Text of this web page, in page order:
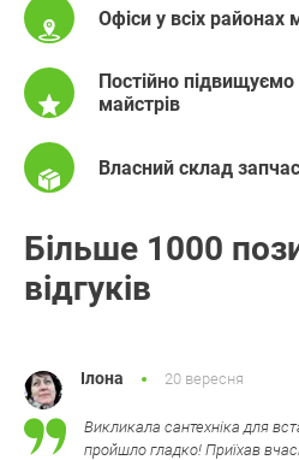
Офіси у всіх районах
Постійно підвищуємо
майстрів
Власний склад
Більше 1000
відгуків
Ілона 20 вересня
Викликала сантехніка для
пройшло гладко! Приїхав